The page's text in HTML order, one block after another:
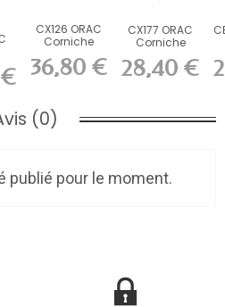
CX126 ORAC
Corniche
Durofoam
L200 x H8,7 x...
36,80 €
CX177 ORAC
Corniche
Durofoam
L200 x H6 x...
28,40 €
(0)
publié pour le moment.